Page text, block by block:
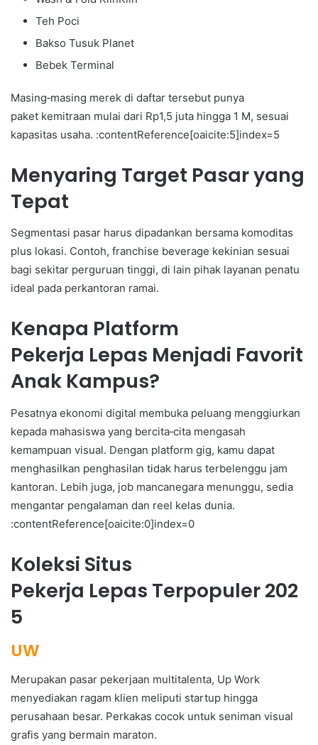
Teh Poci
Bakso Tusuk Planet
Bebek Terminal
Masing‑masing merek di daftar tersebut punya
paket kemitraan mulai dari Rp1,5 juta hingga 1 M, sesuai
kapasitas usaha. :contentReference[oaicite:5]index=5
Menyaring Target Pasar yang
Tepat
Segmentasi pasar harus dipadankan bersama komoditas
plus lokasi. Contoh, franchise beverage kekinian sesuai
bagi sekitar perguruan tinggi, di lain pihak layanan penatu
ideal pada perkantoran ramai.
Kenapa Platform
Pekerja Lepas Menjadi Favorit
Anak Kampus?
Pesatnya ekonomi digital membuka peluang menggiurkan
kepada mahasiswa yang bercita‑cita mengasah
kemampuan visual. Dengan platform gig, kamu dapat
menghasilkan penghasilan tidak harus terbelenggu jam
kantoran. Lebih juga, job mancanegara menunggu, sedia
mengantar pengalaman dan reel kelas dunia.
:contentReference[oaicite:0]index=0
Koleksi Situs
Pekerja Lepas Terpopuler 202
5
UW
Merupakan pasar pekerjaan multitalenta, Up Work
menyediakan ragam klien meliputi startup hingga
perusahaan besar. Perkakas cocok untuk seniman visual
grafis yang bermain maraton.